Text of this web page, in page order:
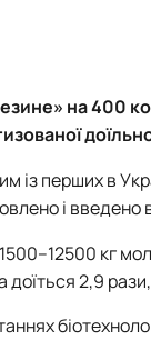
на 400
із перших в
і
кг
2,9